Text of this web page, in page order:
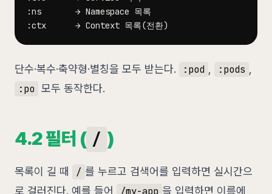
단수·복수·축약형·별칭을 모두 받는다. :pod , :pods ,
:po 모두 동작한다.
4.2 필터 ( / )
목록이 길 때 / 를 누르고 검색어를 입력하면 실시간으
로 걸러진다. 예를 들어
/my-app 을 입력하면 이름에